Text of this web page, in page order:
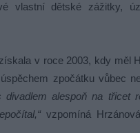
vlastní dětské zážitky,
v roce 2003, kdy měl
zpočátku vůbec
alespoň na třicet
vzpomíná